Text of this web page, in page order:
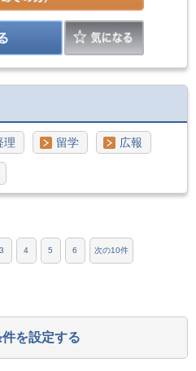
理 留学 広報
3 4 5 6 次の10件
を設定する